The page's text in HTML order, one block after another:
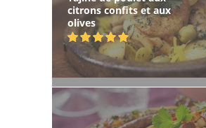
citrons confits et aux
olives